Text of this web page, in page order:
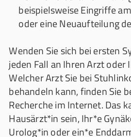
beispielsweise Eingriffe
oder eine Neuaufteilung
Wenden Sie sich bei ersten
jeden Fall an Ihren Arzt oder
Welcher Arzt Sie bei
behandeln kann, finden Sie
Recherche im Internet. Das
Hausärzt*in sein, Ihr*e
Urolog*in oder ein*e